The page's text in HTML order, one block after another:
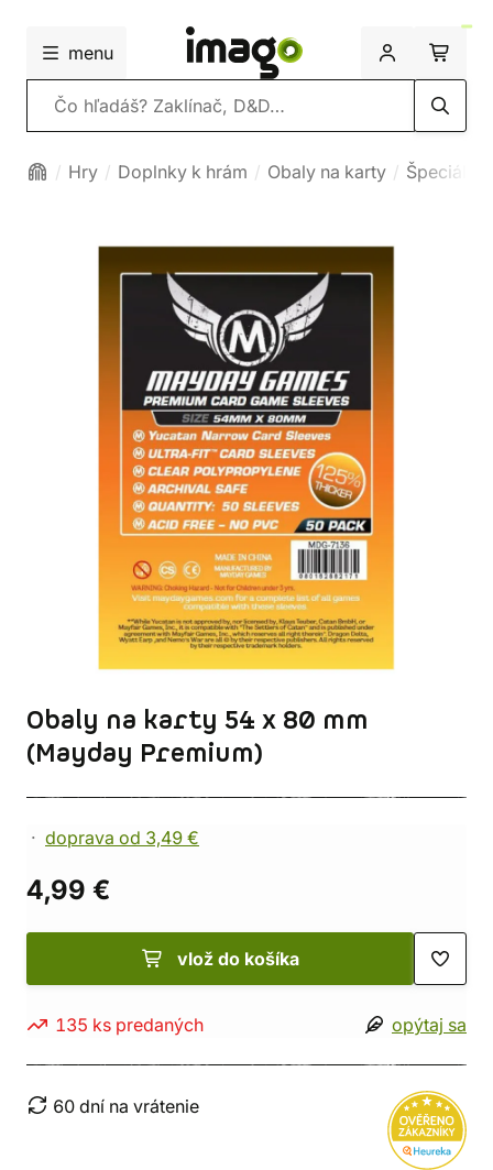
menu
Vyhľadávanie
Hry Doplnky k hrám Obaly na karty Špeciálna
Obaly na karty 54 x 80 mm
(Mayday Premium)
doprava od 3,49 €
4,99 €
vlož do košíka
135 ks predaných opýtaj sa
60 dní na vrátenie